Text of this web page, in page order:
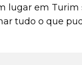
lugar em
tudo o que